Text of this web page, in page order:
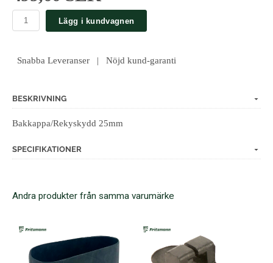
Lägg i kundvagnen
Snabba Leveranser | Nöjd kund-garanti
BESKRIVNING
Bakkappa/Rekyskydd 25mm
SPECIFIKATIONER
Andra produkter från samma varumärke